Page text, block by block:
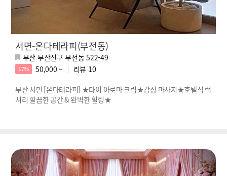
서면-온다테라피(부전동)
부산 부산진구 부전동 522-49
17% 50,000 ~ 리뷰 10
부산 서면 [온다테라피] ★타이 아로마 크림★감성 마사지★호텔식 럭
셔리 깔끔한 공간 & 완벽한 힐링★